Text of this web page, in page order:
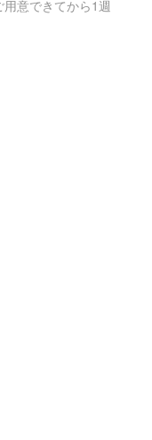
意できてから1週